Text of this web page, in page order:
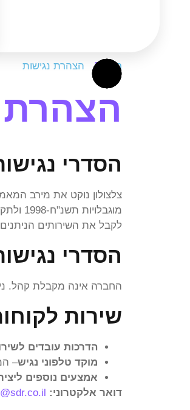
ראשי הצהרת נגישות
הצהרת
הסדרי
צלצולון נוקט את מירב
לקבל את השירותים הניתנים
הסדרי
החברה אינה מקבלת קהל.
שירות
הדרכות עובדים
מוקד טלפוני נגיש–
אמצעים נוספים
דואר אלקטרוני: